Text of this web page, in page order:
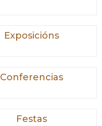
Exposicións
Conferencias
Festas